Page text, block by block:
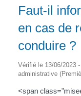
Faut-il
en cas de
conduire ?
Vérifié le 13/06/2023
administrative
<span